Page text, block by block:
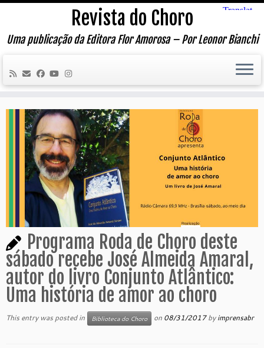
Skip
content
Revista do Choro
Uma publicação da Editora Flor Amorosa – Por Leonor Bianchi
Programa Roda de Choro deste
sábado recebe José Almeida Amaral,
autor do livro Conjunto Atlântico:
Uma história de amor ao choro
This entry was posted in Biblioteca do Choro on 08/31/2017 byimprensabr